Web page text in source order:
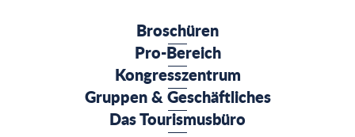
Broschüren
Pro-Bereich
Kongresszentrum
Gruppen & Geschäftliches
Das Tourismusbüro